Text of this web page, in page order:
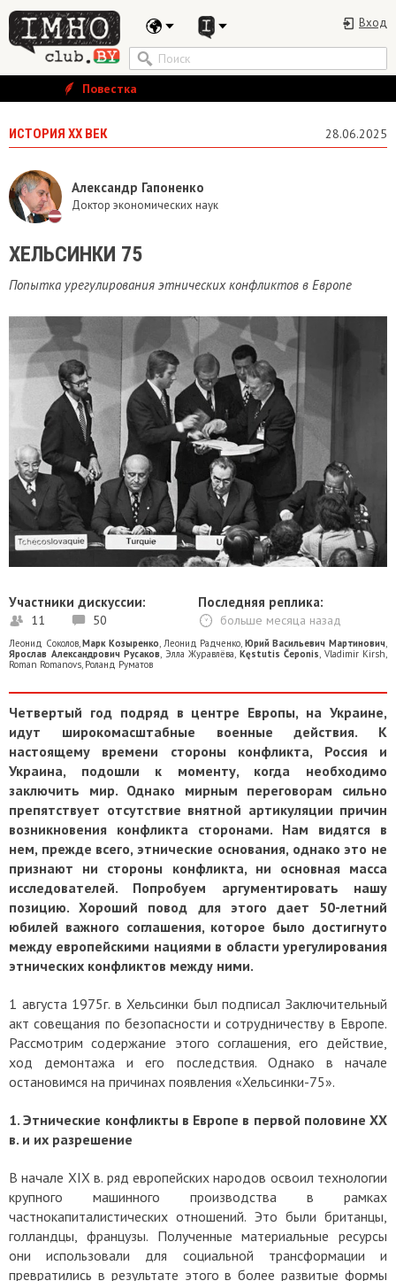
Вход
Повестка
ИСТОРИЯ ХХ ВЕК 28.06.2025
Александр Гапоненко
Доктор экономических наук
ХЕЛЬСИНКИ 75
Попытка урегулирования этнических конфликтов в Европе
Участники дискуссии:
11 50
Последняя реплика:
больше месяца назад
Леонид Соколов,Марк Козыренко, Леонид Радченко, Юрий Васильевич Мартинович,
Ярослав Александрович Русаков, Элла Журавлёва, Kęstutis Čeponis, Vladimir Kirsh,
Roman Romanovs, Роланд Руматов
Четвертый год подряд в центре Европы, на Украине,
идут широкомасштабные военные действия. К
настоящему времени стороны конфликта, Россия и
Украина, подошли к моменту, когда необходимо
заключить мир. Однако мирным переговорам сильно
препятствует отсутствие внятной артикуляции причин
возникновения конфликта сторонами. Нам видятся в
нем, прежде всего, этнические основания, однако это не
признают ни стороны конфликта, ни основная масса
исследователей. Попробуем аргументировать нашу
позицию. Хороший повод для этого дает 50-летний
юбилей важного соглашения, которое было достигнуто
между европейскими нациями в области урегулирования
этнических конфликтов между ними.
1 августа 1975г. в Хельсинки был подписал Заключительный
акт совещания по безопасности и сотрудничеству в Европе.
Рассмотрим содержание этого соглашения, его действие,
ход демонтажа и его последствия. Однако в начале
остановимся на причинах появления «Хельсинки-75».
1. Этнические конфликты в Европе в первой половине ХХ
в. и их разрешение
В начале XIX в. ряд европейских народов освоил технологии
крупного машинного производства в рамках
частнокапиталистических отношений. Это были британцы,
голландцы, французы. Полученные материальные ресурсы
они использовали для социальной трансформации и
превратились в результате этого в более развитые формы